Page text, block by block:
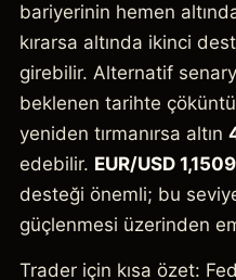
bariyerinin hemen
kırarsa altında ikinci
girebilir. Alternatif
beklenen tarihte
yeniden tırmanırsa altın
edebilir. EUR/USD 1,1509
desteği önemli; bu
güçlenmesi üzerinden
Trader için kısa özet: